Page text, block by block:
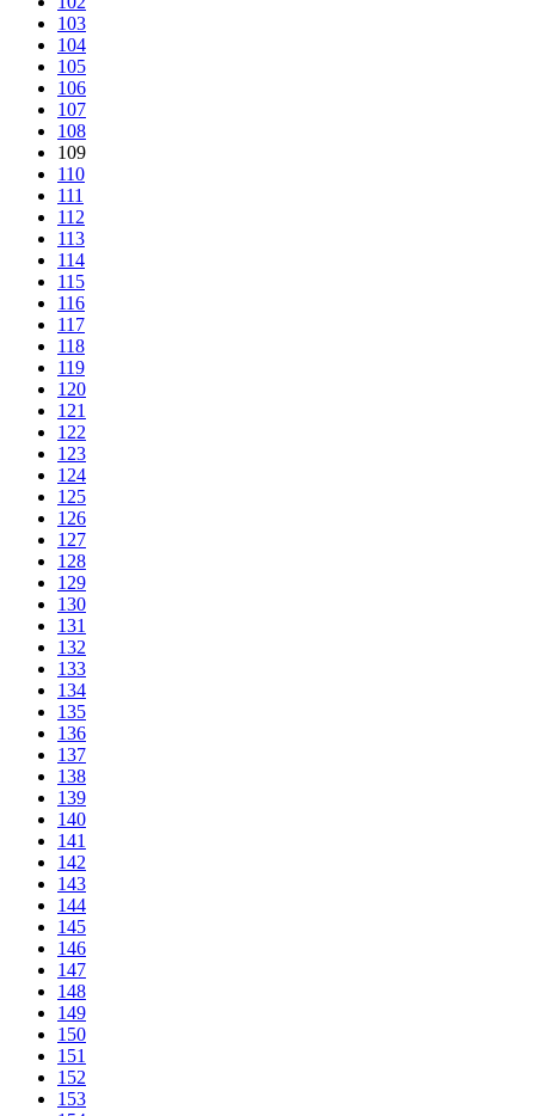
103
104
105
106
107
108
109
110
111
112
113
114
115
116
117
118
119
120
121
122
123
124
125
126
127
128
129
130
131
132
133
134
135
136
137
138
139
140
141
142
143
144
145
146
147
148
149
150
151
152
153